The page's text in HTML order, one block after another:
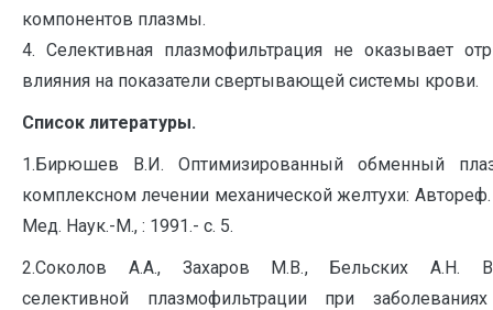
компонентов плазмы.
4.​ Селективная плазмофильтрация не оказывает
влияния на показатели свертывающей системы крови.
Список литературы.
1.Бирюшев В.И. Оптимизированный обменный
комплексном лечении механической желтухи:
Мед. Наук.-М., : 1991.- с. 5.
2.Соколов А.А., Захаров М.В., Бельских А.Н.
селективной плазмофильтрации при